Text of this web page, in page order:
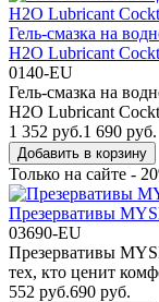
Гель-смазка на
H2O Lubricant
0140-EU
Гель-смазка на
H2O Lubricant
1 352 руб.1 690 руб.
Добавить в корзину
Только на сайте -
Презервативы
03690-EU
Презервативы
тех, кто ценит
552 руб.690 руб.